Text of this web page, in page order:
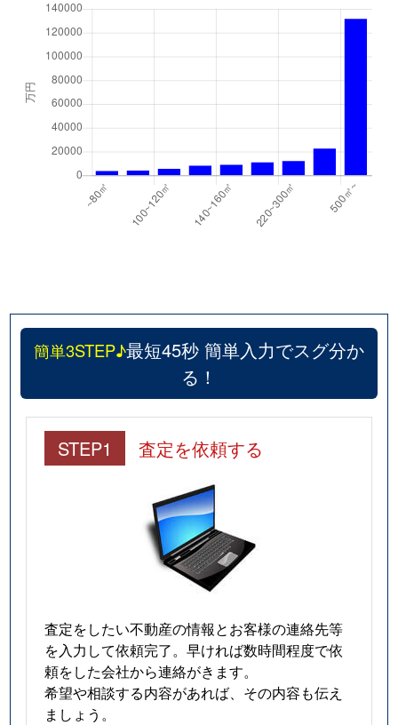
簡単3STEP♪最短45秒 簡単入力でスグ分か
る！
STEP1 査定を依頼する
査定をしたい不動産の情報とお客様の連絡先等
を入力して依頼完了。早ければ数時間程度で依
頼をした会社から連絡がきます。
希望や相談する内容があれば、その内容も伝え
ましょう。